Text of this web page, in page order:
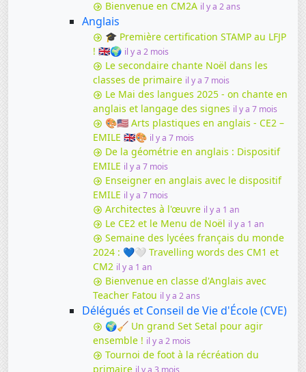
Bienvenue en CM2A il y a 2 ans
Anglais
🎓 Première certification STAMP au LFJP
! 🇬🇧🌍 il y a 2 mois
Le secondaire chante Noël dans les
classes de primaire il y a 7 mois
Le Mai des langues 2025 - on chante en
anglais et langage des signes il y a 7 mois
🎨🇺🇸 Arts plastiques en anglais - CE2 –
EMILE 🇬🇧🎨 il y a 7 mois
De la géométrie en anglais : Dispositif
EMILE il y a 7 mois
Enseigner en anglais avec le dispositif
EMILE il y a 7 mois
Architectes à l'œuvre il y a 1 an
Le CE2 et le Menu de Noël il y a 1 an
Semaine des lycées français du monde
2024 : 💙🤍 Travelling words des CM1 et
CM2 il y a 1 an
Bienvenue en classe d'Anglais avec
Teacher Fatou il y a 2 ans
Délégués et Conseil de Vie d'École (CVE)
🌍🧹 Un grand Set Setal pour agir
ensemble ! il y a 2 mois
Tournoi de foot à la récréation du
primaire il y a 3 mois